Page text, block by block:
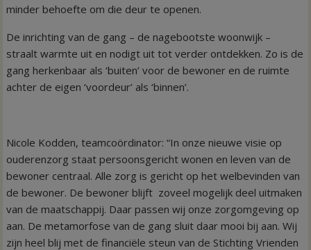
minder behoefte om die deur te openen.
De inrichting van de gang – de nagebootste woonwijk –
straalt warmte uit en nodigt uit tot verder ontdekken. Zo is de
gang herkenbaar als ‘buiten’ voor de bewoner en de ruimte
achter de eigen ‘voordeur’ als ‘binnen’.
Nicole Kodden, teamcoördinator: “In onze nieuwe visie op
ouderenzorg staat persoonsgericht wonen en leven van de
bewoner centraal. Alle zorg is gericht op het welbevinden van
de bewoner. De bewoner blijft zoveel mogelijk deel uitmaken
van de maatschappij. Daar passen wij onze zorgomgeving op
aan. De metamorfose van de gang sluit daar mooi bij aan. Wij
zijn heel blij met de financiële steun van de Stichting Vrienden